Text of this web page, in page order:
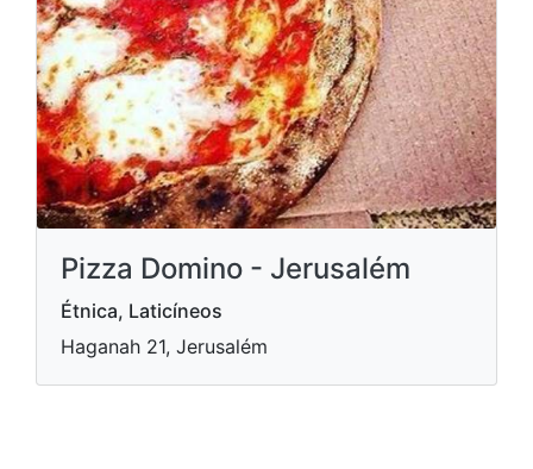
Pizza Domino - Jerusalém
Étnica, Laticíneos
Haganah 21, Jerusalém